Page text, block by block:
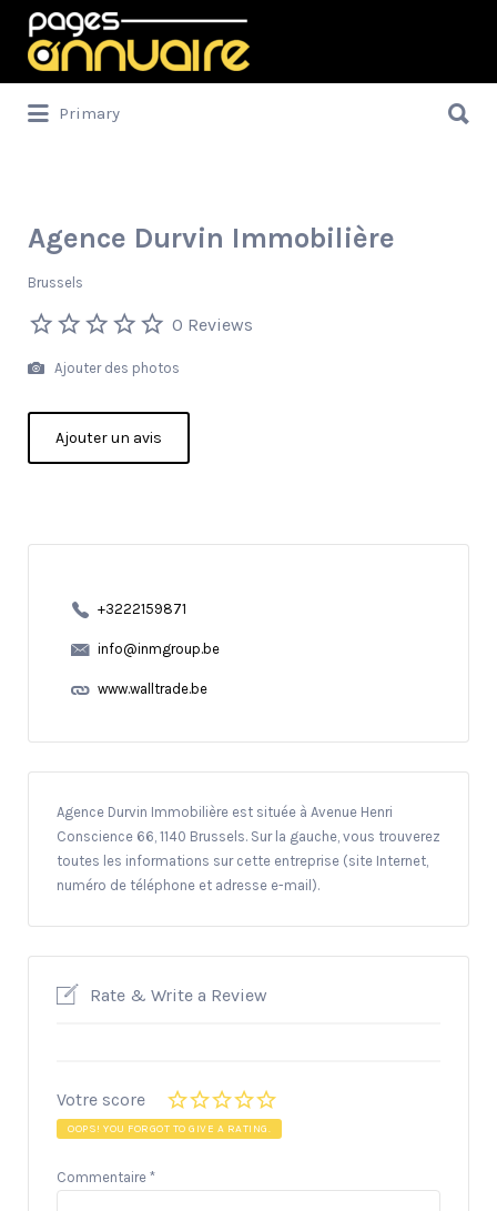
Rechercher:
Primary
Agence Durvin Immobilière
Brussels
0 Reviews
Ajouter des photos
Ajouter un avis
+3222159871
info@inmgroup.be
www.walltrade.be
Agence Durvin Immobilière est située à Avenue Henri
Conscience 66, 1140 Brussels. Sur la gauche, vous trouverez
toutes les informations sur cette entreprise (site Internet,
numéro de téléphone et adresse e-mail).
Rate & Write a Review
Votre score
OOPS! YOU FORGOT TO GIVE A RATING.
Commentaire *